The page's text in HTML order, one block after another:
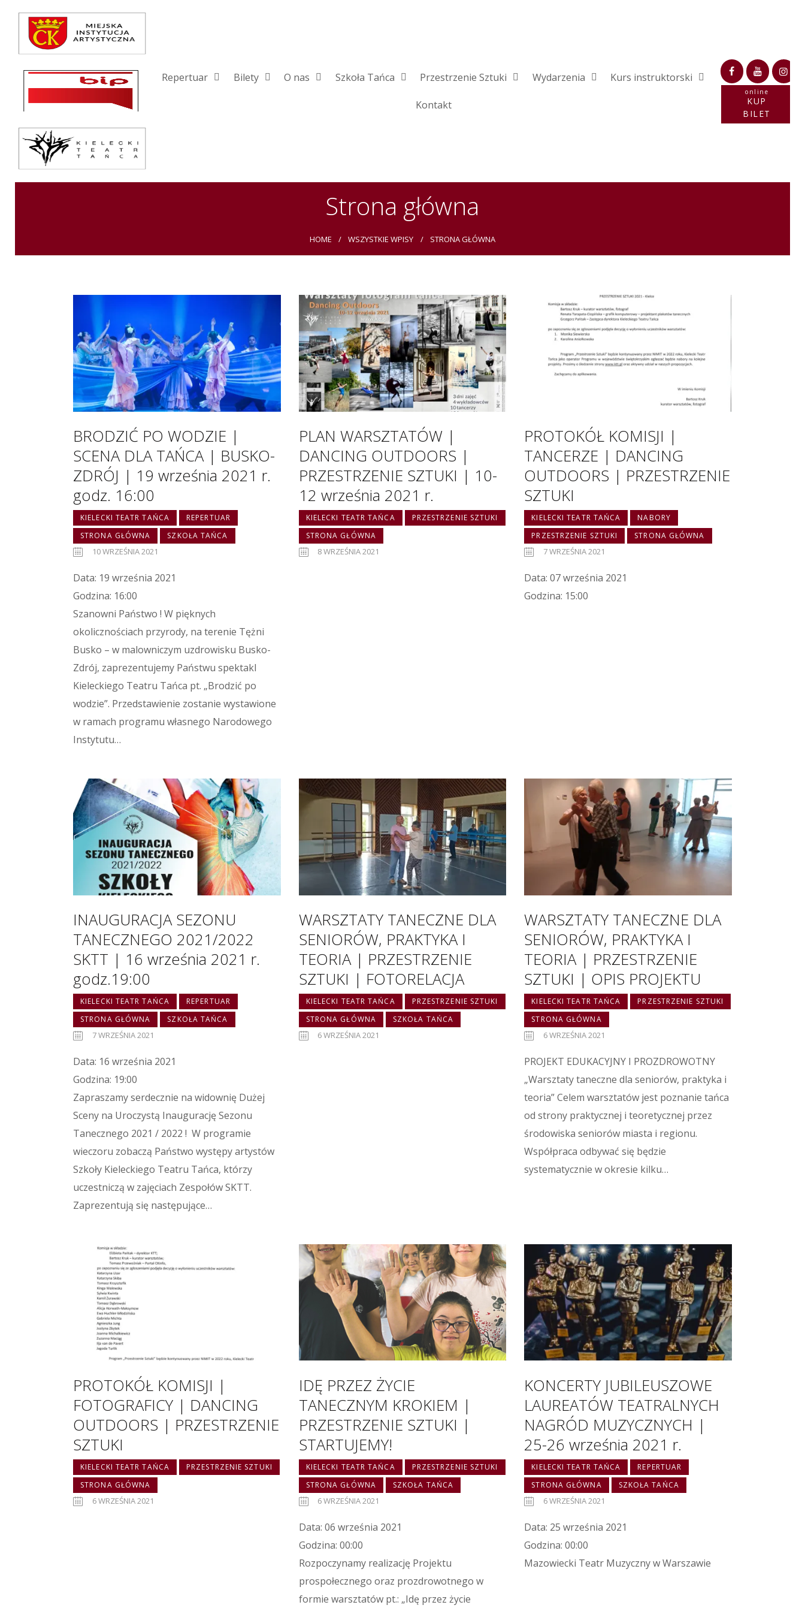
Repertuar Bilety O nas Szkoła Tańca Przestrzenie Sztuki Wydarzenia Kurs instruktorski
Kontakt
online
KUP
BILET
Strona główna
HOME WSZYSTKIE WPISY STRONA GŁÓWNA
Repertuar
Teatr / Zespół
Szkoła
Przestrzenie Sztuki
Warsztaty
Festiwal
Kontakt
BRODZIĆ PO WODZIE |
SCENA DLA TAŃCA | BUSKO-
ZDRÓJ | 19 września 2021 r.
godz. 16:00
KIELECKI TEATR TAŃCA
REPERTUAR
STRONA GŁÓWNA
SZKOŁA TAŃCA
10 WRZEŚNIA 2021
Data: 19 września 2021
Godzina: 16:00
Szanowni Państwo ! W pięknych
okolicznościach przyrody, na terenie Tężni
Busko – w malowniczym uzdrowisku Busko-
Zdrój, zaprezentujemy Państwu spektakl
Kieleckiego Teatru Tańca pt. „Brodzić po
wodzie”. Przedstawienie zostanie wystawione
w ramach programu własnego Narodowego
Instytutu…
PLAN WARSZTATÓW |
DANCING OUTDOORS |
PRZESTRZENIE SZTUKI | 10-
12 września 2021 r.
KIELECKI TEATR TAŃCA
PRZESTRZENIE SZTUKI
STRONA GŁÓWNA
8 WRZEŚNIA 2021
PROTOKÓŁ KOMISJI |
TANCERZE | DANCING
OUTDOORS | PRZESTRZENIE
SZTUKI
KIELECKI TEATR TAŃCA
NABORY
PRZESTRZENIE SZTUKI
STRONA GŁÓWNA
7 WRZEŚNIA 2021
Data: 07 września 2021
Godzina: 15:00
INAUGURACJA SEZONU
TANECZNEGO 2021/2022
SKTT | 16 września 2021 r.
godz.19:00
KIELECKI TEATR TAŃCA
REPERTUAR
STRONA GŁÓWNA
SZKOŁA TAŃCA
7 WRZEŚNIA 2021
Data: 16 września 2021
Godzina: 19:00
Zapraszamy serdecznie na widownię Dużej
Sceny na Uroczystą Inaugurację Sezonu
Tanecznego 2021 / 2022 ! W programie
wieczoru zobaczą Państwo występy artystów
Szkoły Kieleckiego Teatru Tańca, którzy
uczestniczą w zajęciach Zespołów SKTT.
Zaprezentują się następujące…
WARSZTATY TANECZNE DLA
SENIORÓW, PRAKTYKA I
TEORIA | PRZESTRZENIE
SZTUKI | FOTORELACJA
KIELECKI TEATR TAŃCA
PRZESTRZENIE SZTUKI
STRONA GŁÓWNA
SZKOŁA TAŃCA
6 WRZEŚNIA 2021
WARSZTATY TANECZNE DLA
SENIORÓW, PRAKTYKA I
TEORIA | PRZESTRZENIE
SZTUKI | OPIS PROJEKTU
KIELECKI TEATR TAŃCA
PRZESTRZENIE SZTUKI
STRONA GŁÓWNA
6 WRZEŚNIA 2021
PROJEKT EDUKACYJNY I PROZDROWOTNY
„Warsztaty taneczne dla seniorów, praktyka i
teoria” Celem warsztatów jest poznanie tańca
od strony praktycznej i teoretycznej przez
środowiska seniorów miasta i regionu.
Współpraca odbywać się będzie
systematycznie w okresie kilku…
PROTOKÓŁ KOMISJI |
FOTOGRAFICY | DANCING
OUTDOORS | PRZESTRZENIE
SZTUKI
KIELECKI TEATR TAŃCA
PRZESTRZENIE SZTUKI
STRONA GŁÓWNA
6 WRZEŚNIA 2021
IDĘ PRZEZ ŻYCIE
TANECZNYM KROKIEM |
PRZESTRZENIE SZTUKI |
STARTUJEMY!
KIELECKI TEATR TAŃCA
PRZESTRZENIE SZTUKI
STRONA GŁÓWNA
SZKOŁA TAŃCA
6 WRZEŚNIA 2021
Data: 06 września 2021
Godzina: 00:00
Rozpoczynamy realizację Projektu
prospołecznego oraz prozdrowotnego w
formie warsztatów pt.: „Idę przez życie
KONCERTY JUBILEUSZOWE
LAUREATÓW TEATRALNYCH
NAGRÓD MUZYCZNYCH |
25-26 września 2021 r.
KIELECKI TEATR TAŃCA
REPERTUAR
STRONA GŁÓWNA
SZKOŁA TAŃCA
6 WRZEŚNIA 2021
Data: 25 września 2021
Godzina: 00:00
Mazowiecki Teatr Muzyczny w Warszawie